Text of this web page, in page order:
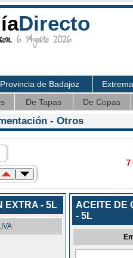
Directo
6 Agosto 2026
Provincia de Badajoz
De Tapas De Copas
- Otros
7
EXTRA - 5L
ACEITE DE
- 5L